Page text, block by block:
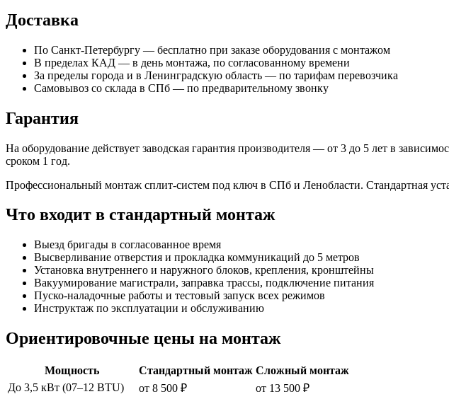
Доставка
По Санкт-Петербургу — бесплатно при заказе оборудования с монтажом
В пределах КАД — в день монтажа, по согласованному времени
За пределы города и в Ленинградскую область — по тарифам перевозчика
Самовывоз со склада в СПб — по предварительному звонку
Гарантия
На оборудование действует заводская гарантия производителя — от 3 до 5 лет в
сроком 1 год.
Профессиональный монтаж сплит-систем под ключ в СПб и Ленобласти. Стандартная
Что входит в стандартный монтаж
Выезд бригады в согласованное время
Высверливание отверстия и прокладка коммуникаций до 5 метров
Установка внутреннего и наружного блоков, крепления, кронштейны
Вакуумирование магистрали, заправка трассы, подключение питания
Пуско-наладочные работы и тестовый запуск всех режимов
Инструктаж по эксплуатации и обслуживанию
Ориентировочные цены на монтаж
Мощность Стандартный монтаж Сложный монтаж
До 3,5 кВт (07–12 BTU)
от 8 500 ₽
от 13 500 ₽